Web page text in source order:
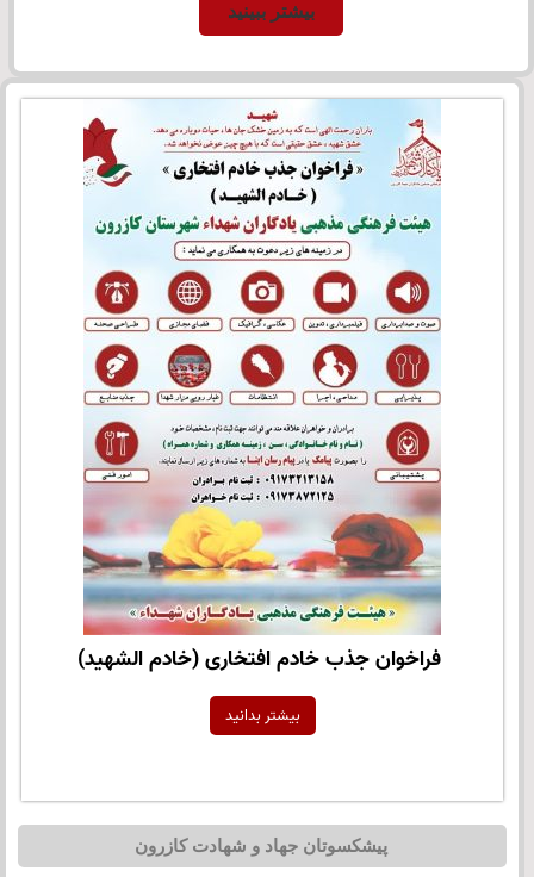
بیشتر ببینید
فراخوان جذب خادم افتخاری (خادم الشهید)
بیشتر بدانید
پیشکسوتان جهاد و شهادت کازرون